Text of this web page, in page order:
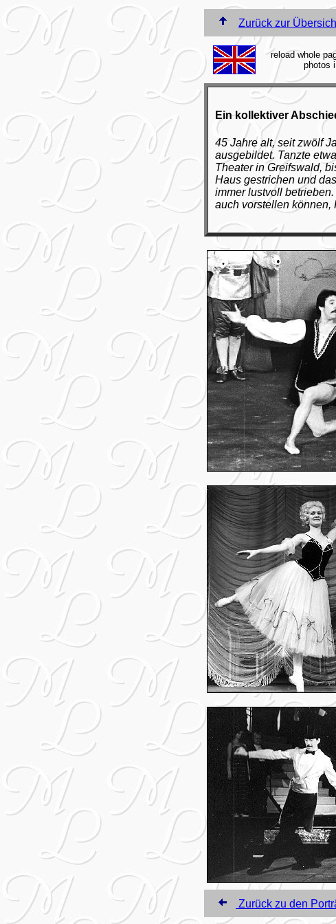
Zurück zur
reload whole
photos
Ein kollektiver
45 Jahre alt, seit zwölf
ausgebildet. Tanzte
Theater in Greifswald,
Haus gestrichen und
immer lustvoll
auch vorstellen können,
Zurück zu den